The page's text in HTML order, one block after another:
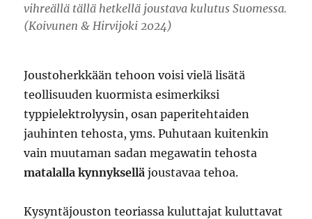
vihreällä tällä hetkellä joustava kulutus Suomessa.
(Koivunen & Hirvijoki 2024)
Joustoherkkään tehoon voisi vielä lisätä
teollisuuden kuormista esimerkiksi
typpielektrolyysin, osan paperitehtaiden
jauhinten tehosta, yms. Puhutaan kuitenkin
vain muutaman sadan megawatin tehosta
matalalla kynnyksellä joustavaa tehoa.
Kysyntäjouston teoriassa kuluttajat kuluttavat